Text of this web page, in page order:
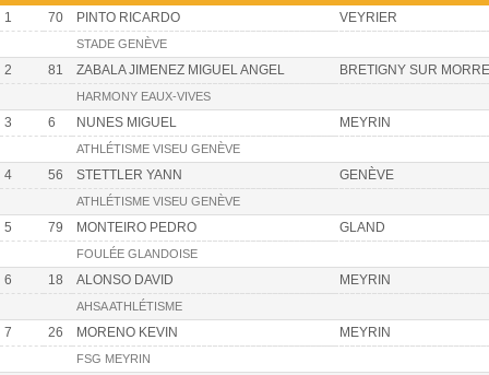
1 70 PINTO RICARDO VEYRIER
STADE GENÈVE
2 81 ZABALA JIMENEZ MIGUEL ANGEL BRETIGNY SUR
HARMONY EAUX-VIVES
3 6 NUNES MIGUEL MEYRIN
ATHLÉTISME VISEU GENÈVE
4 56 STETTLER YANN GENÈVE
ATHLÉTISME VISEU GENÈVE
5 79 MONTEIRO PEDRO GLAND
FOULÉE GLANDOISE
6 18 ALONSO DAVID MEYRIN
AHSA ATHLÉTISME
7 26 MORENO KEVIN MEYRIN
FSG MEYRIN